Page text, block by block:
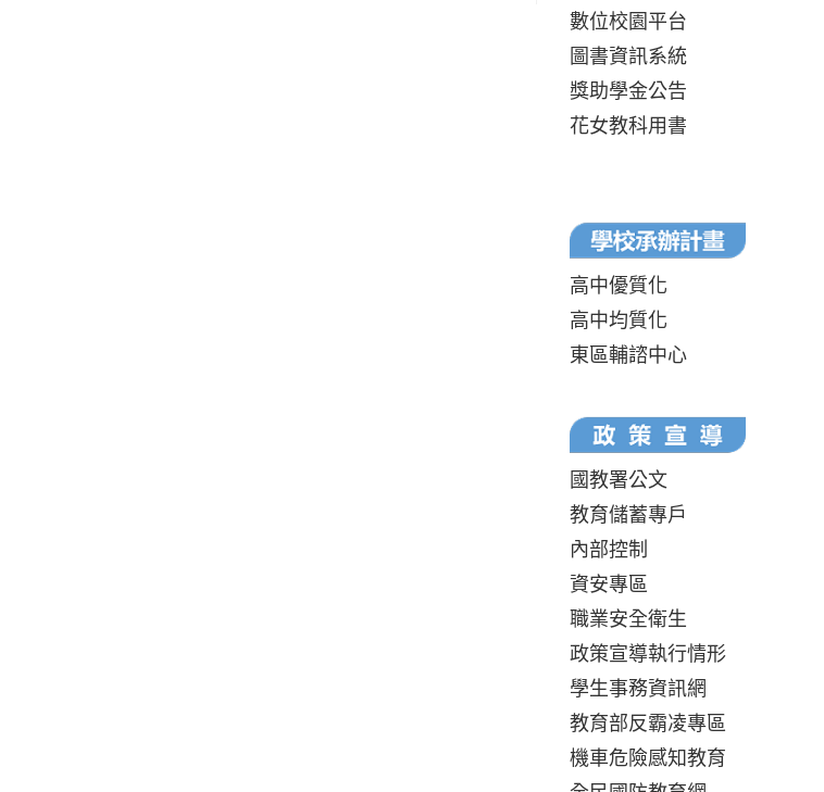
數位校園平台
圖書資訊系統
獎助學金公告
花女教科用書
高中優質化
高中均質化
東區輔諮中心
國教署公文
教育儲蓄專戶
內部控制
資安專區
職業安全衛生
政策宣導執行情形
學生事務資訊網
教育部反霸凌專區
機車危險感知教育